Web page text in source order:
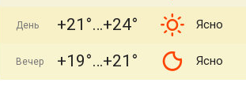
День +21° +24° Ясно
Вечер +19° +21° Ясно